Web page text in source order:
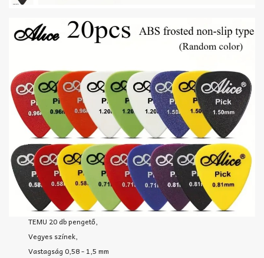
TEMU 20 db pengető,
Vegyes színek,
Vastagság 0,58 - 1,5 mm